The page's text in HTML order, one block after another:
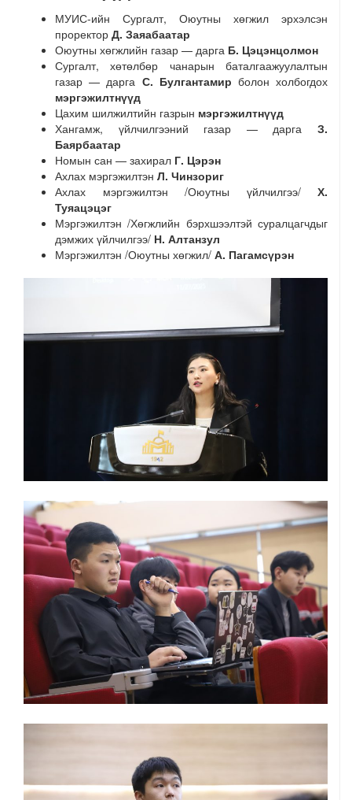
МУИС-ийн Сургалт, Оюутны хөгжил эрхэлсэн
проректор Д. Заяабаатар
Оюутны хөгжлийн газар — дарга Б. Цэцэнцолмон
Сургалт, хөтөлбөр чанарын баталгаажуулалтын
газар — дарга С. Булгантамир болон холбогдох
мэргэжилтнүүд
Цахим шилжилтийн газрын мэргэжилтнүүд
Хангамж, үйлчилгээний газар — дарга З.
Баярбаатар
Номын сан — захирал Г. Цэрэн
Ахлах мэргэжилтэн Л. Чинзориг
Ахлах мэргэжилтэн /Оюутны үйлчилгээ/ Х.
Туяацэцэг
Мэргэжилтэн /Хөгжлийн бэрхшээлтэй суралцагчдыг
дэмжих үйлчилгээ/ Н. Алтанзул
Мэргэжилтэн /Оюутны хөгжил/ А. Пагамсүрэн